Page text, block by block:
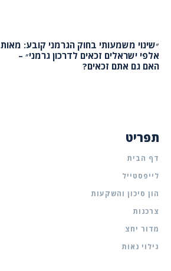
״שינוי משמעותי בחוק הגרמני קובע: מאות
אלפי ישראלים זכאים לדרכון גרמני״ –
האם גם אתם זכאים?
תפריט
דף הבית
לייפסטייל
הון סיכון והשקעות
צרכנות
מדור יחצ
גילוי נאות